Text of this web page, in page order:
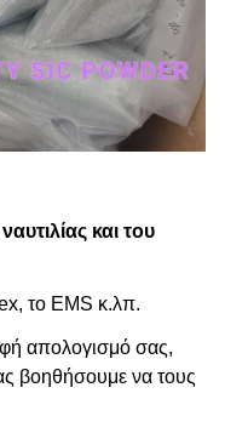
και του
το EMS κ.λπ.
απολογισμό σας,
βοηθήσουμε να τους